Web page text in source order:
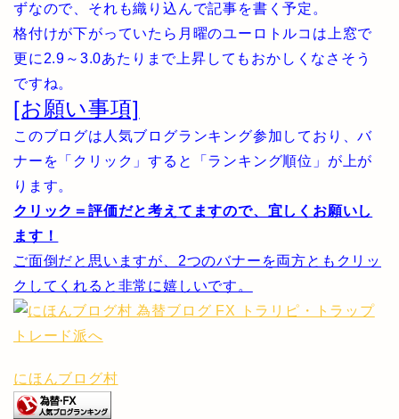
ずなので、それも織り込んで記事を書く予定。
格付けが下がっていたら月曜のユーロトルコは上窓で
更に2.9～3.0あたりまで上昇してもおかしくなさそう
ですね。
[お願い事項]
このブログは人気ブログランキング参加しており、バ
ナーを「クリック」すると「ランキング順位」が上が
ります。
クリック＝評価だと考えてますので、宜しくお願いし
ます！
ご面倒だと思いますが、2つのバナーを両方ともクリッ
クしてくれると非常に嬉しいです。
にほんブログ村